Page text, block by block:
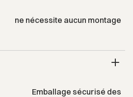
ne nécessite aucun montage
Emballage sécurisé des